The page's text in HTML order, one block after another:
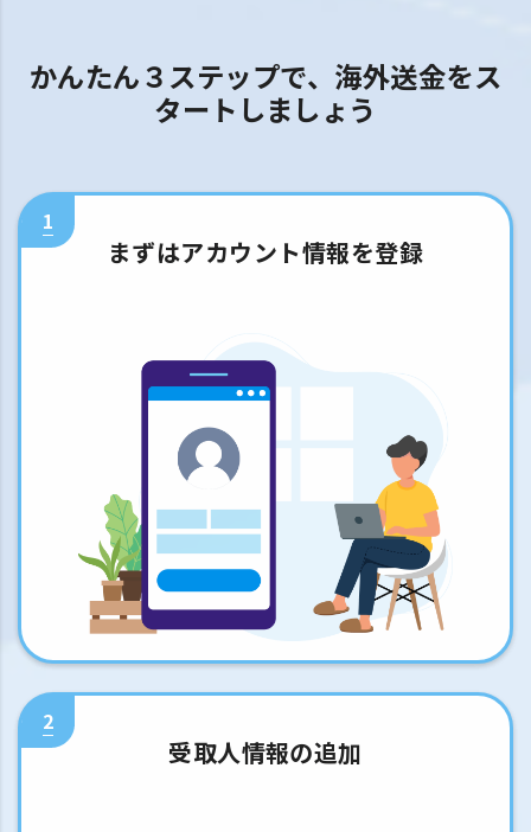
かんたん３ステップで、海外送金をス
タートしましょう
1
まずはアカウント情報を登録
2
受取人情報の追加